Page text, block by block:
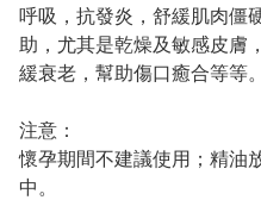
呼吸，抗發炎，舒緩肌肉僵
助，尤其是乾燥及敏感皮膚
緩衰老，幫助傷口癒合等等。
注意：
懷孕期間不建議使用；精油
中。